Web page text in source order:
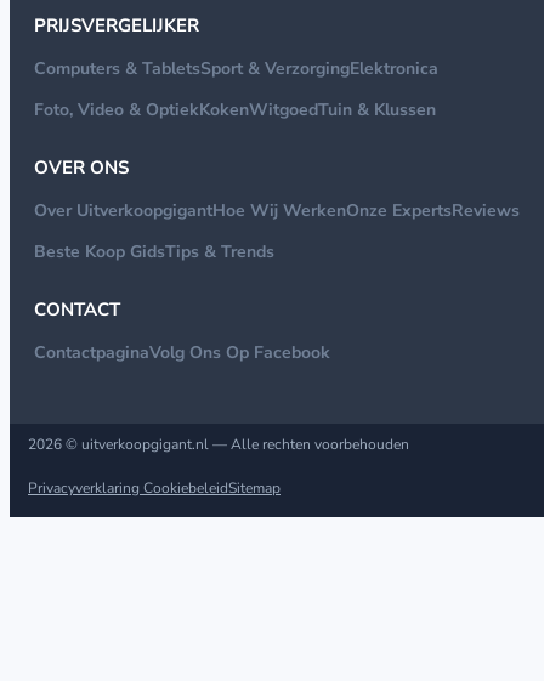
PRIJSVERGELIJKER
Computers & TabletsSport & VerzorgingElektronica
Foto, Video & OptiekKokenWitgoedTuin & Klussen
OVER ONS
Over UitverkoopgigantHoe Wij WerkenOnze ExpertsReviews
Beste Koop GidsTips & Trends
CONTACT
ContactpaginaVolg Ons Op Facebook
2026 © uitverkoopgigant.nl — Alle rechten voorbehouden
Privacyverklaring CookiebeleidSitemap